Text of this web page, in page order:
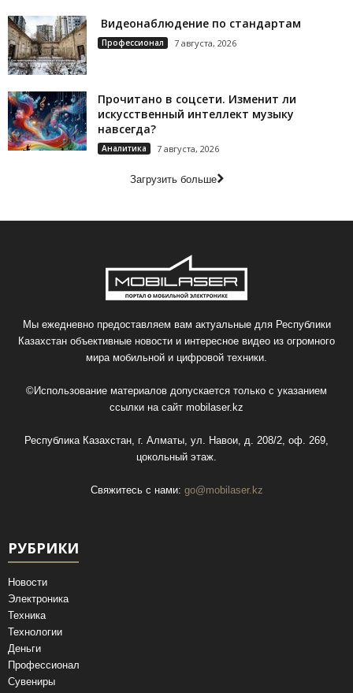
Видеонаблюдение по стандартам
Профессионал 7 августа, 2026
Прочитано в соцсети. Изменит ли
искусственный интеллект музыку
навсегда?
Аналитика 7 августа, 2026
Загрузить больше
Мы ежедневно предоставляем вам актуальные для Республики
Казахстан объективные новости и интересное видео из огромного
мира мобильной и цифровой техники.
©Использование материалов допускается только с указанием
ссылки на сайт mobilaser.kz
Республика Казахстан, г. Алматы, ул. Навои, д. 208/2, оф. 269,
цокольный этаж.
Свяжитесь с нами: go@mobilaser.kz
РУБРИКИ
Новости
Электроника
Техника
Технологии
Деньги
Профессионал
Сувениры